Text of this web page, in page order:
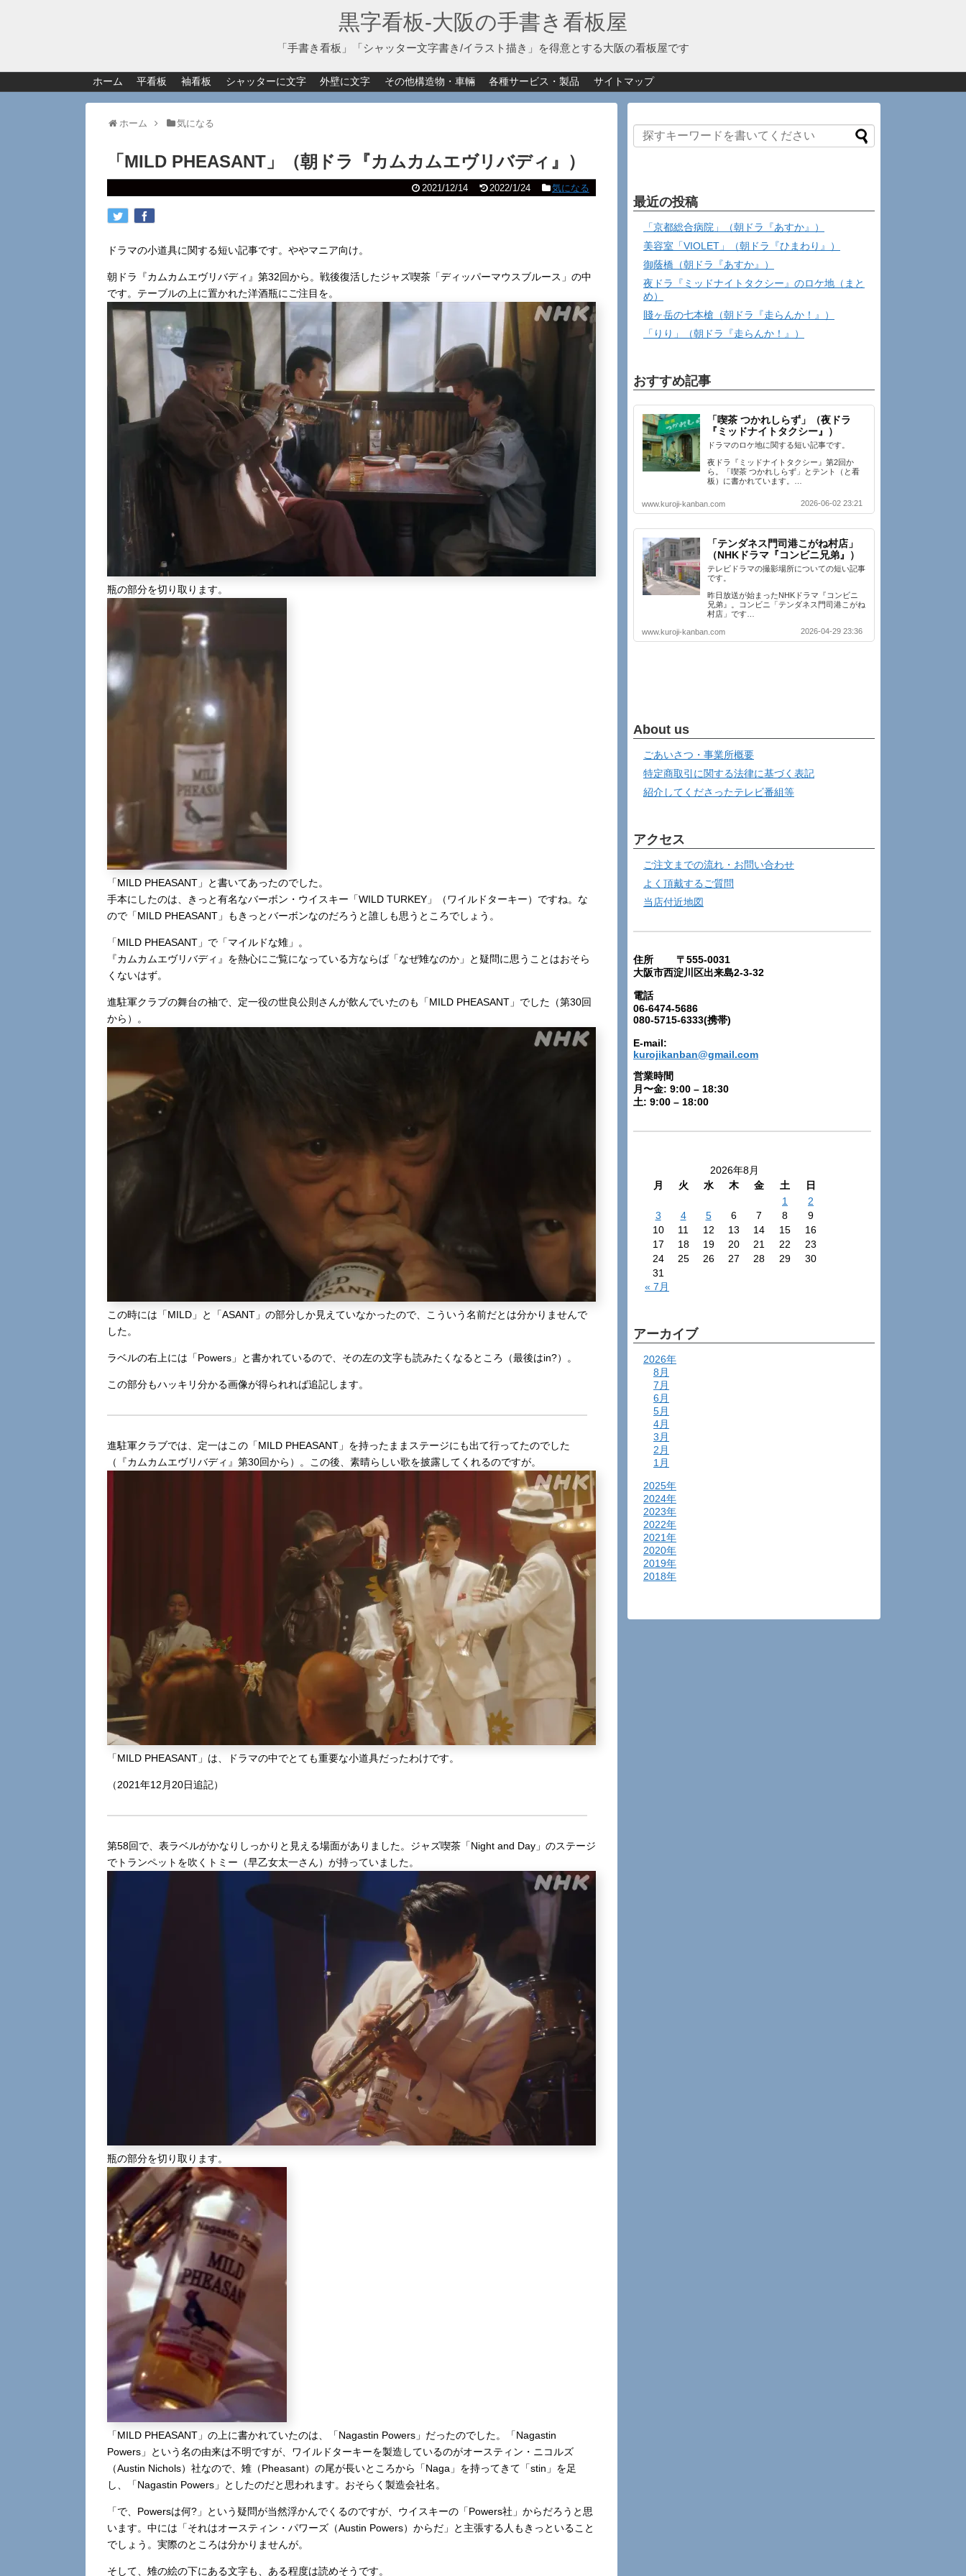
黒字看板‐大阪の手書き看板屋
「手書き看板」「シャッター文字書き/イラスト描き」を得意とする大阪の看板屋です
ホーム 平看板 袖看板 シャッターに文字 外壁に文字 その他構造物・車輛 各種サービス・製品 サイトマップ
ホーム 気になる
「MILD PHEASANT」（朝ドラ『カムカムエヴリバディ』）
2021/12/14 2022/1/24 気になる
ドラマの小道具に関する短い記事です。ややマニア向け。
朝ドラ『カムカムエヴリバディ』第32回から。戦後復活したジャズ喫茶「ディッパーマウスブルース」の中
です。テーブルの上に置かれた洋酒瓶にご注目を。
瓶の部分を切り取ります。
「MILD PHEASANT」と書いてあったのでした。
手本にしたのは、きっと有名なバーボン・ウイスキー「WILD TURKEY」（ワイルドターキー）ですね。な
ので「MILD PHEASANT」もきっとバーボンなのだろうと誰しも思うところでしょう。
「MILD PHEASANT」で「マイルドな雉」。
『カムカムエヴリバディ』を熱心にご覧になっている方ならば「なぜ雉なのか」と疑問に思うことはおそら
くないはず。
進駐軍クラブの舞台の袖で、定一役の世良公則さんが飲んでいたのも「MILD PHEASANT」でした（第30回
から）。
この時には「MILD」と「ASANT」の部分しか見えていなかったので、こういう名前だとは分かりませんで
した。
ラベルの右上には「Powers」と書かれているので、その左の文字も読みたくなるところ（最後はin?）。
この部分もハッキリ分かる画像が得られれば追記します。
進駐軍クラブでは、定一はこの「MILD PHEASANT」を持ったままステージにも出て行ってたのでした
（『カムカムエヴリバディ』第30回から）。この後、素晴らしい歌を披露してくれるのですが。
「MILD PHEASANT」は、ドラマの中でとても重要な小道具だったわけです。
（2021年12月20日追記）
第58回で、表ラベルがかなりしっかりと見える場面がありました。ジャズ喫茶「Night and Day」のステージ
でトランペットを吹くトミー（早乙女太一さん）が持っていました。
瓶の部分を切り取ります。
「MILD PHEASANT」の上に書かれていたのは、「Nagastin Powers」だったのでした。「Nagastin
Powers」という名の由来は不明ですが、ワイルドターキーを製造しているのがオースティン・ニコルズ
（Austin Nichols）社なので、雉（Pheasant）の尾が長いところから「Naga」を持ってきて「stin」を足
し、「Nagastin Powers」としたのだと思われます。おそらく製造会社名。
「で、Powersは何?」という疑問が当然浮かんでくるのですが、ウイスキーの「Powers社」からだろうと思
います。中には「それはオースティン・パワーズ（Austin Powers）からだ」と主張する人もきっといること
でしょう。実際のところは分かりませんが。
そして、雉の絵の下にある文字も、ある程度は読めそうです。
最近の投稿
「京都総合病院」（朝ドラ『あすか』）
美容室「VIOLET」（朝ドラ『ひまわり』）
御蔭橋（朝ドラ『あすか』）
夜ドラ『ミッドナイトタクシー』のロケ地（まと
め）
賤ヶ岳の七本槍（朝ドラ『走らんか！』）
「りり」（朝ドラ『走らんか！』）
おすすめ記事
「喫茶 つかれしらず」（夜ドラ
『ミッドナイトタクシー』）
ドラマのロケ地に関する短い記事です。
夜ドラ『ミッドナイトタクシー』第2回か
ら。「喫茶 つかれしらず」とテント（と看
板）に書かれています。…
www.kuroji-kanban.com 2026-06-02 23:21
「テンダネス門司港こがね村店」
（NHKドラマ『コンビニ兄弟』）
テレビドラマの撮影場所についての短い記事
です。
昨日放送が始まったNHKドラマ『コンビニ
兄弟』。コンビニ「テンダネス門司港こがね
村店」です…
www.kuroji-kanban.com 2026-04-29 23:36
About us
ごあいさつ・事業所概要
特定商取引に関する法律に基づく表記
紹介してくださったテレビ番組等
アクセス
ご注文までの流れ・お問い合わせ
よく頂戴するご質問
当店付近地図
住所 〒555-0031
大阪市西淀川区出来島2-3-32
電話
06-6474-5686
080-5715-6333(携帯)
E-mail:
kurojikanban@gmail.com
営業時間
月〜金: 9:00 – 18:30
土: 9:00 – 18:00
2026年8月
月
火 水 木 金 土
日
1
2
3
4 5 6 7 8
9
10
11 12 13 14 15
16
17
18 19 20 21 22
23
24
25 26 27 28 29
30
31
« 7月
アーカイブ
2026年
8月
7月
6月
5月
4月
3月
2月
1月
2025年
2024年
2023年
2022年
2021年
2020年
2019年
2018年